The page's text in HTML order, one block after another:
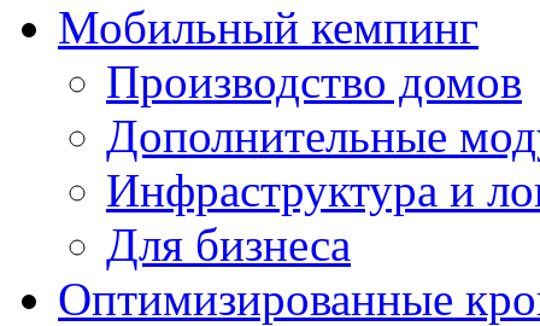
Мобильный кемпинг
Производство домов
Дополнительные
Инфраструктура и
Для бизнеса
Оптимизированные